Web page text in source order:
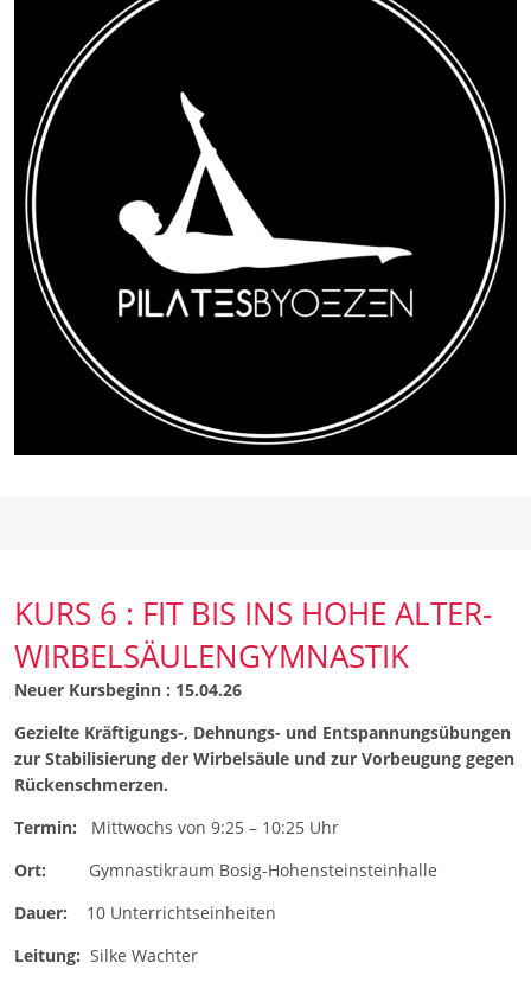
KURS 6 : FIT BIS INS HOHE ALTER-
WIRBELSÄULENGYMNASTIK
Neuer Kursbeginn : 15.04.26
Gezielte Kräftigungs-, Dehnungs- und Entspannungsübungen
zur Stabilisierung der Wirbelsäule und zur Vorbeugung gegen
Rückenschmerzen.
Termin: Mittwochs von 9:25 – 10:25 Uhr
Ort: Gymnastikraum Bosig-Hohensteinsteinhalle
Dauer: 10 Unterrichtseinheiten
Leitung: Silke Wachter